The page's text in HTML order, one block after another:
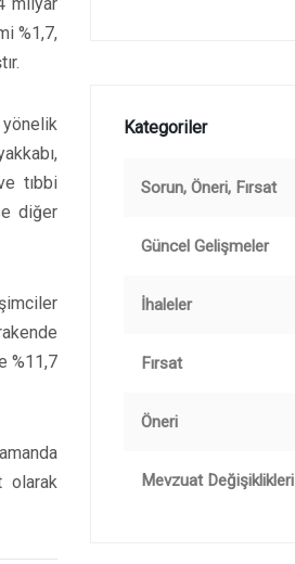
%1,7,
tıbbi
diğer
%11,7
olarak
Kategoriler
Sorun, Öneri, Fırsat
Güncel Gelişmeler
İhaleler
Fırsat
Öneri
Mevzuat Değişiklikleri